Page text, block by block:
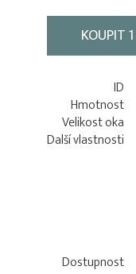
KOUPIT1
ID
Hmotnost
Velikost oka
Další vlastnosti
Dostupnost